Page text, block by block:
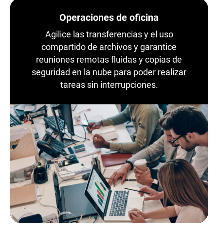
Operaciones de oficina
Agilice las transferencias y el uso
compartido de archivos y garantice
reuniones remotas fluidas y copias de
seguridad en la nube para poder realizar
tareas sin interrupciones.